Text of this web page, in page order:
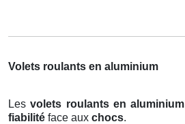
Volets roulants en aluminium
Lesvolets roulants en aluminium
fiabilité face aux chocs.